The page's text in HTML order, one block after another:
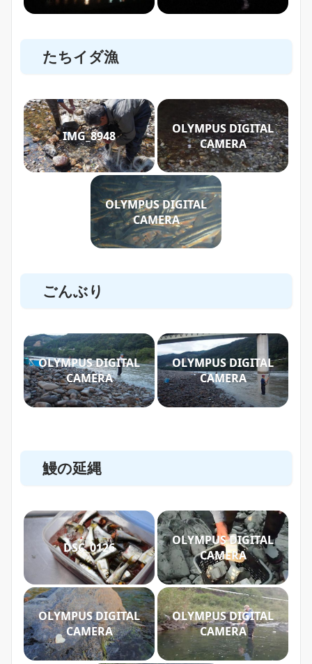
たちイダ漁
IMG_8948
OLYMPUS DIGITAL
CAMERA
OLYMPUS DIGITAL
CAMERA
ごんぶり
OLYMPUS DIGITAL
CAMERA
OLYMPUS DIGITAL
CAMERA
鰻の延縄
DSC_0126
OLYMPUS DIGITAL
CAMERA
OLYMPUS DIGITAL
CAMERA
OLYMPUS DIGITAL
CAMERA